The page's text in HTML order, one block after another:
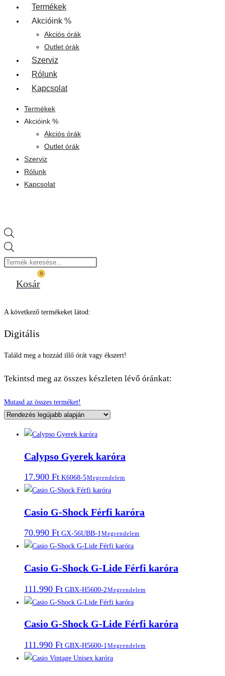
Termékek
Akcióink %
Akciós órák
Outlet órák
Szerviz
Rólunk
Kapcsolat
Termékek
Akcióink %
Akciós órák
Outlet órák
Szerviz
Rólunk
Kapcsolat
search
0
Kosár
A következő termékeket látod:
Digitális
Találd meg a hozzád illő órát vagy ékszert!
Tekintsd meg az összes készleten lévő óránkat:
Mutasd az összes terméket!
Calypso Gyerek karóra
17.900 Ft K6068-5Megrendelem
Casio G-Shock Férfi karóra
70.990 Ft GX-56UBB-1Megrendelem
Casio G-Shock G-Lide Férfi karóra
111.990 Ft GBX-H5600-2Megrendelem
Casio G-Shock G-Lide Férfi karóra
111.990 Ft GBX-H5600-1 Megrendelem